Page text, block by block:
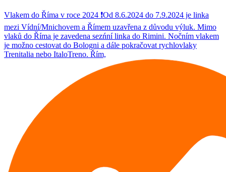
Vlakem do Říma v roce 2024 ❗Od 8.6.2024 do 7.9.2024 je linka
mezi Vídní/Mnichovem a Římem uzavřena z důvodu výluk. Mimo
vlaků do Říma je zavedena sezńní linka do Rimini. Nočním vlakem
je možno cestovat do Bologni a dále pokračovat rychlovlaky
Trenitalia nebo ItaloTreno. Řím,